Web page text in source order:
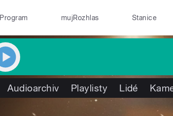
Program mujRozhlas Stanice
Audioarchiv Playlisty Lidé